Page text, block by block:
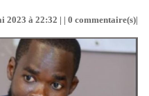
2023 à 22:32 | | 0 commentaire(s)|